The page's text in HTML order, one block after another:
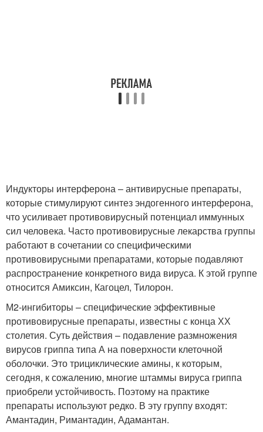
Индукторы интерферона – антивирусные препараты,
которые стимулируют синтез эндогенного интерферона,
что усиливает противовирусный потенциал иммунных
сил человека. Часто противовирусные лекарства группы
работают в сочетании со специфическими
противовирусными препаратами, которые подавляют
распространение конкретного вида вируса. К этой группе
относится Амиксин, Кагоцел, Тилорон.
М2-ингибиторы – специфические эффективные
противовирусные препараты, известны с конца ХХ
столетия. Суть действия – подавление размножения
вирусов гриппа типа А на поверхности клеточной
оболочки. Это трициклические амины, к которым,
сегодня, к сожалению, многие штаммы вируса гриппа
приобрели устойчивость. Поэтому на практике
препараты используют редко. В эту группу входят:
Амантадин, Римантадин, Адамантан.